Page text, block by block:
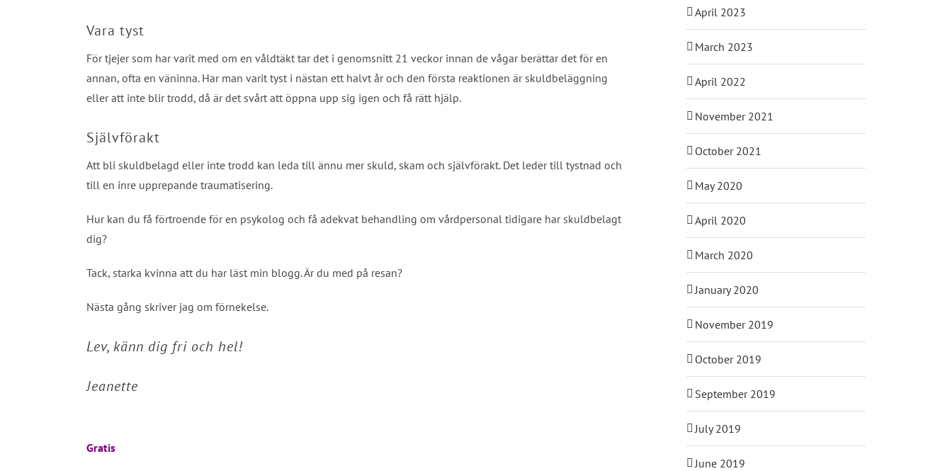
Vara tyst
För tjejer som har varit med om en våldtäkt tar det i genomsnitt 21 veckor innan de vågar berättar det för en
annan, ofta en väninna. Har man varit tyst i nästan ett halvt år och den första reaktionen är skuldbeläggning
eller att inte blir trodd, då är det svårt att öppna upp sig igen och få rätt hjälp.
Självförakt
Att bli skuldbelagd eller inte trodd kan leda till ännu mer skuld, skam och självförakt. Det leder till tystnad och
till en inre upprepande traumatisering.
Hur kan du få förtroende för en psykolog och få adekvat behandling om vårdpersonal tidigare har skuldbelagt
dig?
Tack, starka kvinna att du har läst min blogg. Är du med på resan?
Nästa gång skriver jag om förnekelse.
Lev, känn dig fri och hel!
Jeanette
Gratis
April 2023
March 2023
April 2022
November 2021
October 2021
May 2020
April 2020
March 2020
January 2020
November 2019
October 2019
September 2019
July 2019
June 2019